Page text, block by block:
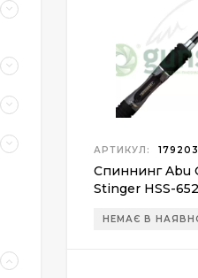
АРТИКУЛ:
Спиннинг Abu
Stinger HSS-
НЕМАЄ В